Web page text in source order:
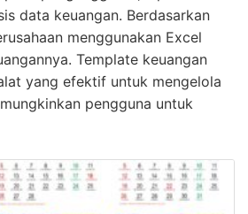
data keuangan. Berdasarkan
menggunakan Excel
Template keuangan
yang efektif untuk mengelola
pengguna untuk